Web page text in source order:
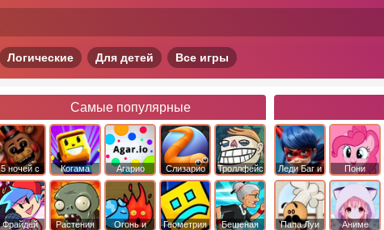
Логические Для детей Все игры
Самые популярные
5 ночей с
фредди
Когама Агарио Слизарио
Троллфейс
квест
Фрайдей
Растения
Огонь и
Геометрия
Бешеная
Леди Баг и
Супер Кот
Пони
Дружба это
Папа Луи Аниме